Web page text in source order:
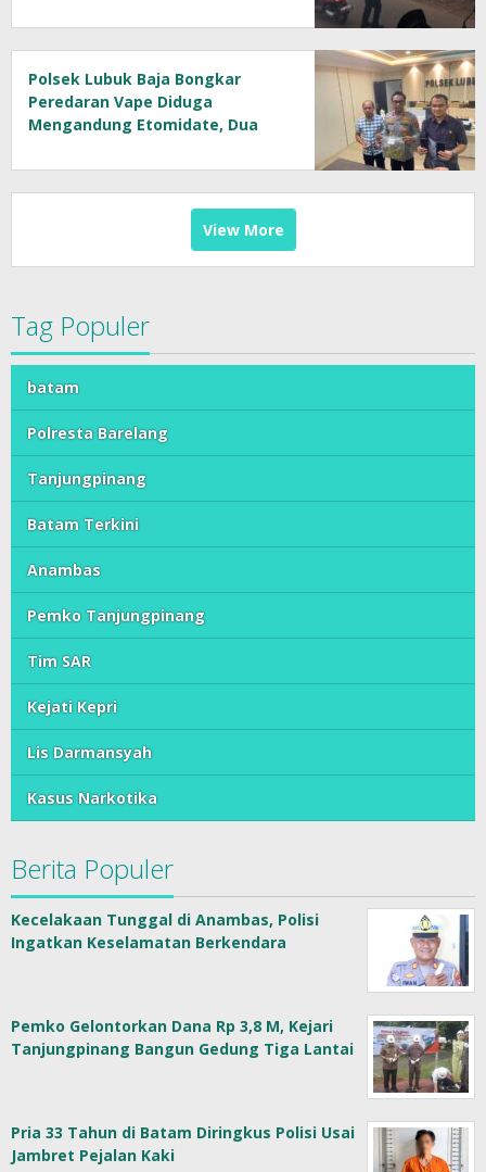
Polsek Lubuk Baja Bongkar
Peredaran Vape Diduga
Mengandung Etomidate, Dua
View More
Tag Populer
batam
Polresta Barelang
Tanjungpinang
Batam Terkini
Anambas
Pemko Tanjungpinang
Tim SAR
Kejati Kepri
Lis Darmansyah
Kasus Narkotika
Berita Populer
Kecelakaan Tunggal di Anambas, Polisi
Ingatkan Keselamatan Berkendara
Pemko Gelontorkan Dana Rp 3,8 M, Kejari
Tanjungpinang Bangun Gedung Tiga Lantai
Pria 33 Tahun di Batam Diringkus Polisi Usai
Jambret Pejalan Kaki